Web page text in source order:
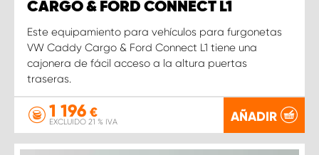
CARGO & FORD CONNECT L1
Este equipamiento para vehículos para furgonetas
VW Caddy Cargo & Ford Connect L1 tiene una
cajonera de fácil acceso a la altura puertas
traseras.
1 196 €
EXCLUIDO 21 % IVA AÑADIR